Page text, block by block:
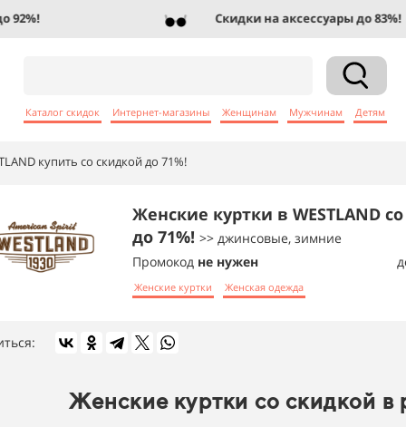
Скидки на аксессуары до 83%!
Каталог скидок Интернет-магазины Женщинам Мужчинам Детям
купить со скидкой до 71%!
Женские куртки в WESTLAND
до 71%! >> джинсовые, зимние
Промокод не нужен
Женские куртки Женская одежда
Женские куртки со скидкой в